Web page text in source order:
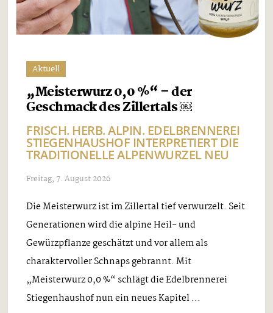
Aktuell
„Meisterwurz 0,0 %“ – der
Geschmack des Zillertals ￼
FRISCH. HERB. ALPIN. EDELBRENNEREI
STIEGENHAUSHOF INTERPRETIERT DIE
TRADITIONELLE ALPENWURZEL NEU
Freitag, 7. August 2026
Die Meisterwurz ist im Zillertal tief verwurzelt. Seit
Generationen wird die alpine Heil- und
Gewürzpflanze geschätzt und vor allem als
charaktervoller Schnaps gebrannt. Mit
„Meisterwurz 0,0 %“ schlägt die Edelbrennerei
Stiegenhaushof nun ein neues Kapitel ...